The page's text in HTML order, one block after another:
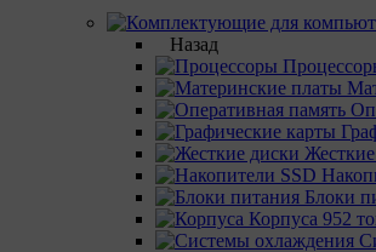
Назад
Блоки
Корпуса 952